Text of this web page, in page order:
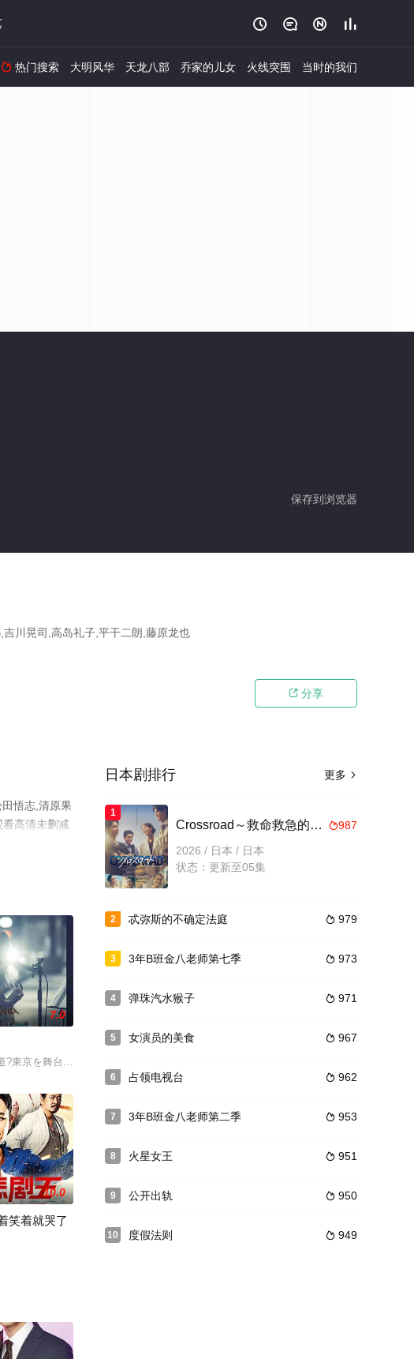
   
 热门搜索 大明风华 天龙八部 乔家的儿女 火线突围 当时的我们
保存到浏览器
川晃司,高岛礼子,平干二朗,藤原龙也
 分享
悟志,清原果
高清未删减
。
2 生活着的青梅竹马，然而有天，千代美喜欢同时憧憬的恋人南，突然变成了15厘米的
7.0
?東京を舞台に、時系列を入れ替えながらストーリーが紡がれた「キリエのうた」。
体贴的丈夫柊斗和成美的后辈护士有马莉莉花有不伦关系后，一改过于完美的婚姻生
10.0
笑着就哭了
更多 
日本剧排行
1
987
Crossroad～救命救急的约定～
2026 / 日本 / 日本
状态：更新至05集
2  979
忒弥斯的不确定法庭
3  973
3年B班金八老师第七季
4  971
弹珠汽水猴子
5  967
女演员的美食
6  962
占领电视台
7  953
3年B班金八老师第二季
8  951
火星女王
9  950
公开出轨
10  949
度假法则